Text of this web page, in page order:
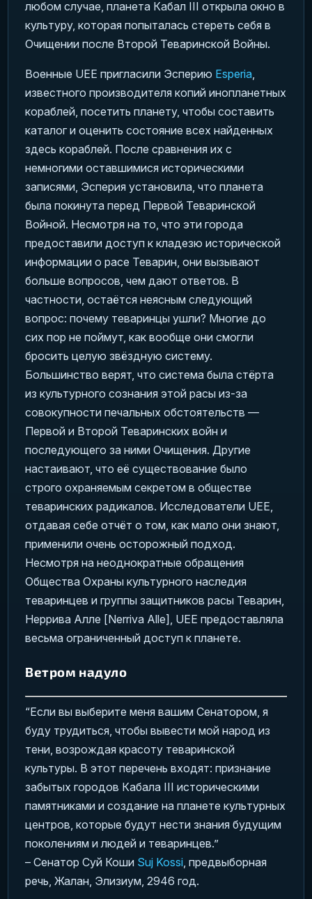
любом случае, планета Кабал III открыла окно в
культуру, которая попыталась стереть себя в
Очищении после Второй Теваринской Войны.
Военные UEE пригласили Эсперию Esperia,
известного производителя копий инопланетных
кораблей, посетить планету, чтобы составить
каталог и оценить состояние всех найденных
здесь кораблей. После сравнения их с
немногими оставшимися историческими
записями, Эсперия установила, что планета
была покинута перед Первой Теваринской
Войной. Несмотря на то, что эти города
предоставили доступ к кладезю исторической
информации о расе Теварин, они вызывают
больше вопросов, чем дают ответов. В
частности, остаётся неясным следующий
вопрос: почему теваринцы ушли? Многие до
сих пор не поймут, как вообще они смогли
бросить целую звёздную систему.
Большинство верят, что система была стёрта
из культурного сознания этой расы из-за
совокупности печальных обстоятельств —
Первой и Второй Теваринских войн и
последующего за ними Очищения. Другие
настаивают, что её существование было
строго охраняемым секретом в обществе
теваринских радикалов. Исследователи UEE,
отдавая себе отчёт о том, как мало они знают,
применили очень осторожный подход.
Несмотря на неоднократные обращения
Общества Охраны культурного наследия
теваринцев и группы защитников расы Теварин,
Неррива Алле [Nerriva Alle], UEE предоставляла
весьма ограниченный доступ к планете.
Ветром надуло
“Если вы выберите меня вашим Сенатором, я
буду трудиться, чтобы вывести мой народ из
тени, возрождая красоту теваринской
культуры. В этот перечень входят: признание
забытых городов Кабала III историческими
памятниками и создание на планете культурных
центров, которые будут нести знания будущим
поколениям и людей и теваринцев.”
– Сенатор Суй Коши Suj Kossi , предвыборная
речь, Жалан, Элизиум, 2946 год.